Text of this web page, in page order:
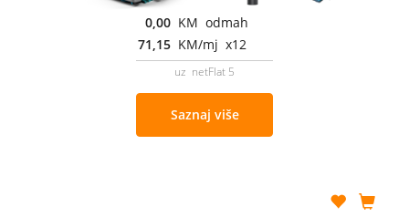
0,00 KM odmah
71,15 KM/mj x12
uz netFlat 5
Saznaj više